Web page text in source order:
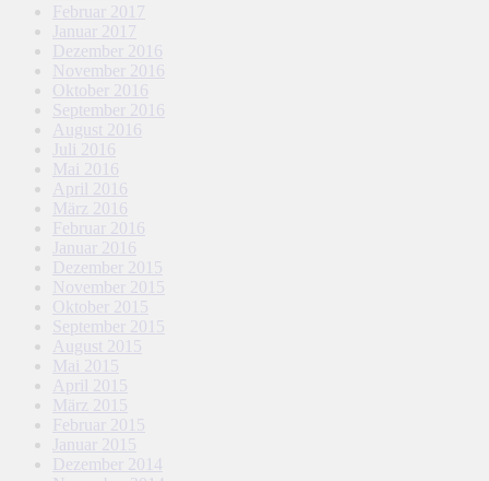
Februar 2017
Januar 2017
Dezember 2016
November 2016
Oktober 2016
September 2016
August 2016
Juli 2016
Mai 2016
April 2016
März 2016
Februar 2016
Januar 2016
Dezember 2015
November 2015
Oktober 2015
September 2015
August 2015
Mai 2015
April 2015
März 2015
Februar 2015
Januar 2015
Dezember 2014